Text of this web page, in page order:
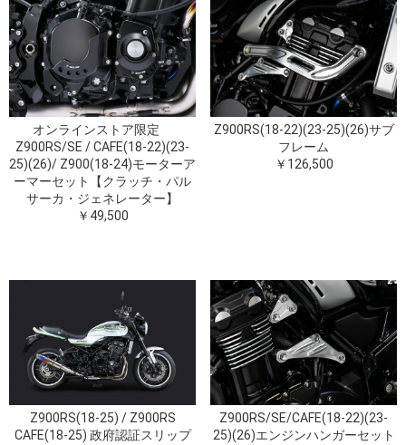
オンラインストア限定
Z900RS/SE / CAFE(18-22)(23-
25)(26)/ Z900(18-24)モーターア
ーマーセット【クラッチ・パル
サーカ・ジェネレーター】
￥49,500
Z900RS(18-22)(23-25)(26)サブ
フレーム
￥126,500
Z900RS(18-25) / Z900RS
CAFE(18-25) 政府認証スリップ
Z900RS/SE/CAFE(18-22)(23-
25)(26)エンジンハンガーセット